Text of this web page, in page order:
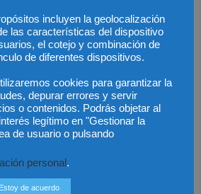
incluyen la geolocalización
las características del dispositivo
el cotejo y combinación de
de diferentes dispositivos.
cookies para garantizar la
depurar errores y servir
o contenidos. Podrás objetar al
legítimo en "Gestionar la
de usuario o pulsando
personal.
Estoy de acuerdo